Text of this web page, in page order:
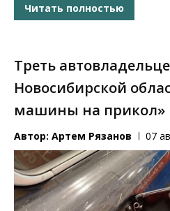
Читать полностью
Треть
Новосибирской
машины на прикол»
Автор: Артем Рязанов 07